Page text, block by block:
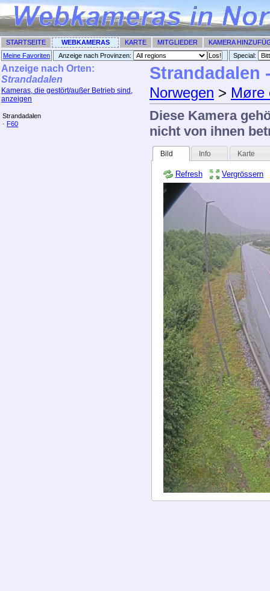
STARTSEITE WEBKAMERAS KARTE MITGLIEDER
KAMERA
Meine Favoriten
Anzeige nach Provinzen: Special: